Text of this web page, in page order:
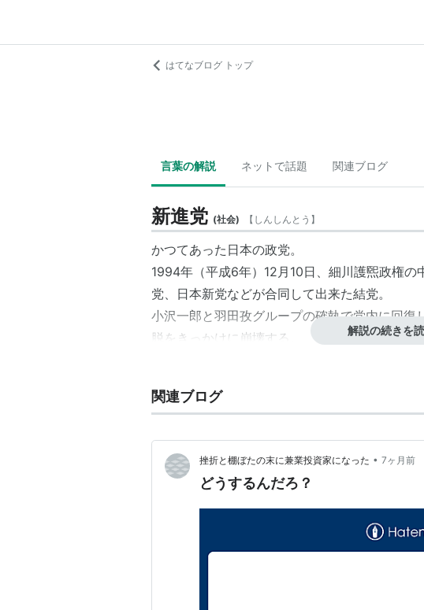
はてなブログ トップ
言葉の解説 ネットで話題 関連ブログ
新進党 (社会) 【 しんしんとう 】
かつてあった日本の政党。
1994年（平成6年）12月10日、 細川護煕政権の
党、 日本新党などが合同して出来た結党。
小沢一郎 と羽田孜グループの確執で党内に回復
脱をきっかけに崩壊する。
新党友愛などはのちに
解説の続きを
関連ブログ
挫折と棚ぼたの末に兼業投資家になった • 7ヶ月前
どうするんだろ？